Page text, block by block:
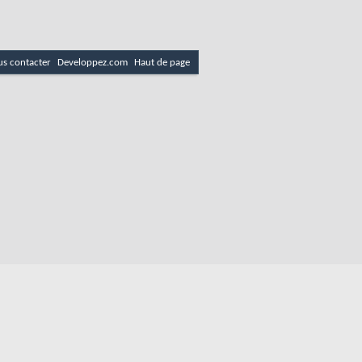
contacter Developpez.com Haut de page